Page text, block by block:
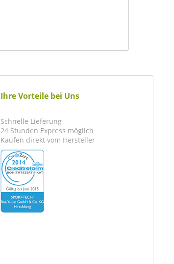
Ihre Vorteile bei Uns
Schnelle Lieferung
24 Stunden Express möglich
Kaufen direkt vom Hersteller